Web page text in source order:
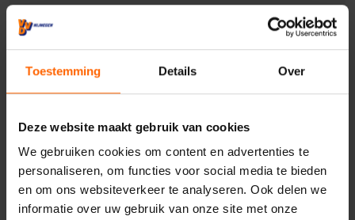
Toestemming Details Over
Deze website maakt gebruik van cookies
We gebruiken cookies om content en advertenties te
personaliseren, om functies voor social media te bieden
en om ons websiteverkeer te analyseren. Ook delen we
informatie over uw gebruik van onze site met onze
Uw naam*
Uw e-mailadres*
Uw telefoonnummer*